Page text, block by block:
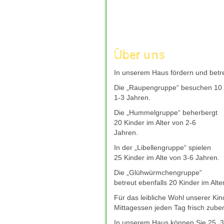
Entscheidung fuer ihr
verantwortungsvoll genossen,
und neue Energie spendet.
Giropay bleibt auch 2026 eine
direkt Ã¼ber das Online-Banking
mit Giropay
hilft dabei, seriÃ¶se
zuverlÃ¤ssigem Kundenservice
bevorzugte Casino-Plattform
Über uns
In unserem Haus fördern und
Die „Raupengruppe“ besuchen
1-3 Jahren.
Die „Hummelgruppe“ beherbergt
20 Kinder im Alter von 2-6
Jahren.
In der „Libellengruppe“ spielen
25 Kinder im Alte von 3-6 Jahren.
Die „Glühwürmchengruppe“
betreut ebenfalls 20 Kinder im
Für das leibliche Wohl unserer
Mittagessen jeden Tag frisch